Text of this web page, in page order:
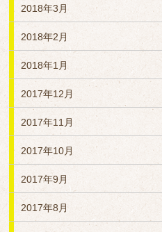
2018年3月
2018年2月
2018年1月
2017年12月
2017年11月
2017年10月
2017年9月
2017年8月